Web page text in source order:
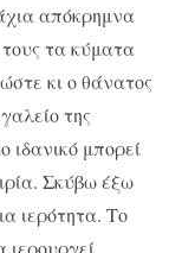
απόκρημνα
τα κύματα
κι ο θάνατος
της
ιδανικό μπορεί
Σκύβω έξω
ιερότητα. Το
ιερουργεί